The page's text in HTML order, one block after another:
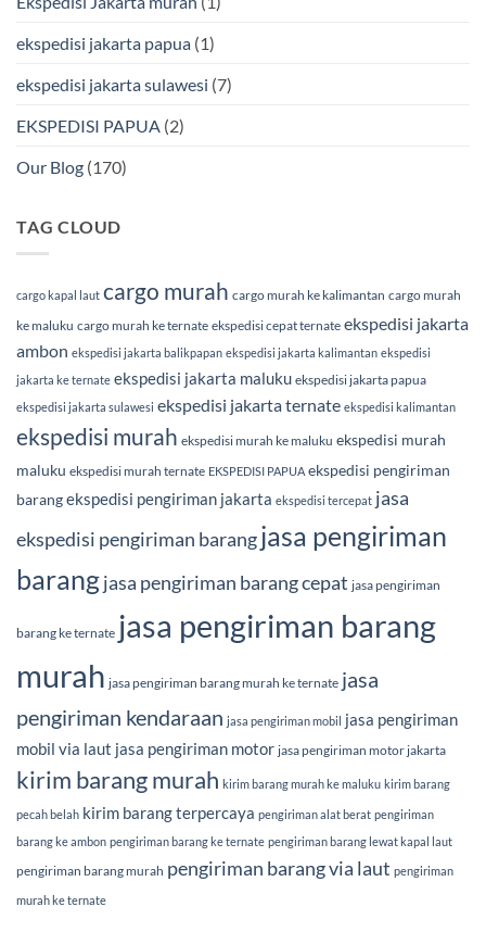
ekspedisi jakarta papua (1)
ekspedisi jakarta sulawesi (7)
EKSPEDISI PAPUA (2)
Our Blog (170)
TAG CLOUD
cargo kapal laut cargo murah cargo murah ke kalimantan cargo murah
ke maluku cargo murah ke ternate ekspedisi cepat ternate ekspedisi jakarta
ambon ekspedisi jakarta balikpapan ekspedisi jakarta kalimantan ekspedisi
jakarta ke ternate ekspedisi jakarta maluku ekspedisi jakarta papua
ekspedisi jakarta sulawesi ekspedisi jakarta ternate ekspedisi kalimantan
ekspedisi murah ekspedisi murah ke maluku ekspedisi murah
maluku ekspedisi murah ternate EKSPEDISI PAPUA ekspedisi pengiriman
barangekspedisi pengiriman jakarta ekspedisi tercepat jasa
ekspedisi pengiriman barangjasa pengiriman
barangjasa pengiriman barang cepat jasa pengiriman
barang ke ternate jasa pengiriman barang
murah jasa pengiriman barang murah ke ternate jasa
pengiriman kendaraan jasa pengiriman mobil jasa pengiriman
mobil via laut jasa pengiriman motor jasa pengiriman motor jakarta
kirim barang murah kirim barang murah ke maluku kirim barang
pecah belah kirim barang terpercaya pengiriman alat berat pengiriman
barang ke ambon pengiriman barang ke ternate pengiriman barang lewat kapal laut
pengiriman barang murah pengiriman barang via laut pengiriman
murah ke ternate